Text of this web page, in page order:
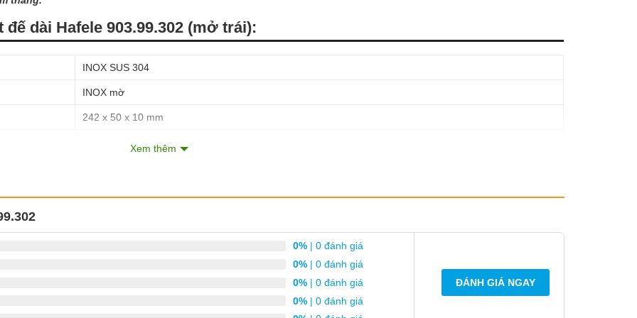
dài Hafele 903.99.302 (mở trái):
INOX SUS 304
INOX mờ
242 x 50 x 10 mm
cặp tay nắm gạt đế liền, trục liên kết, ốc vít
cấp, hợp thời trang
cửa và phụ kiện cửa chính hãng của thương hiệu Hafele.
Samvnlock.vn luôn cập nhật các sản phẩm mới nhất, đa
Xem thêm
0% | 0 đánh giá
0% | 0 đánh giá
0% | 0 đánh giá
0% | 0 đánh giá
ĐÁNH GIÁ NGAY